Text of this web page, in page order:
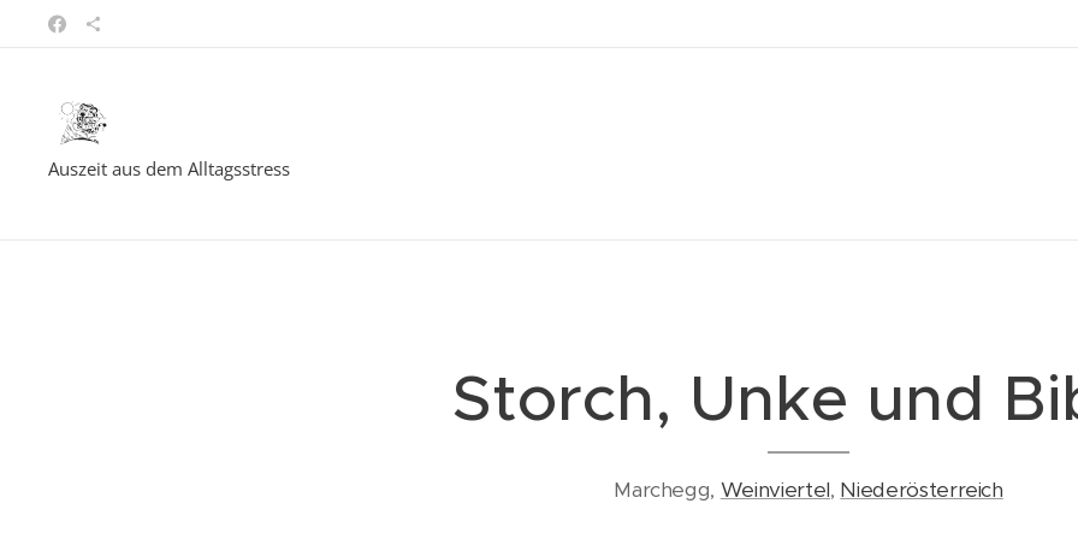
Auszeit aus dem Alltagsstress
Storch, Unke und
Marchegg, Weinviertel, Niederösterreich